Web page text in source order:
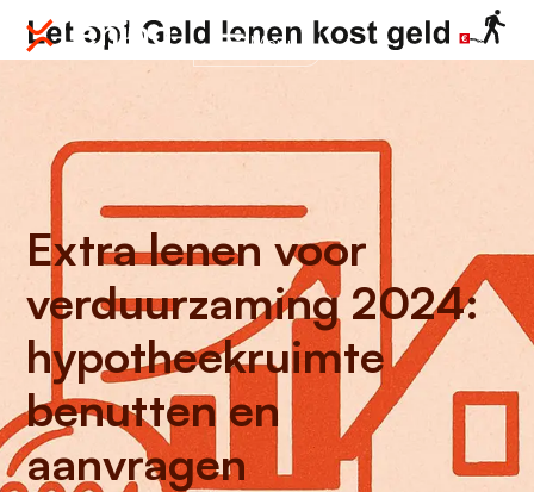
Menu
Extra lenen voor
verduurzaming 2024:
hypotheekruimte
benutten en
aanvragen